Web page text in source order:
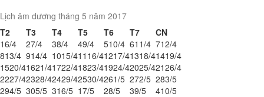
Lịch âm dương tháng 5 năm 2017
T2
T3 T4 T5 T6 T7
CN
16/4 27/4 38/4 49/4 510/4 611/4 712/4
813/4 914/4 1015/411 16/41217/41318/41419/4
1520/41621/41722/41823/41924/42025/42126/4
2227/42328/42429/42530/4261/5 272/5 283/5
294/5 305/5 316/5 17/5 28/5 39/5 410/5